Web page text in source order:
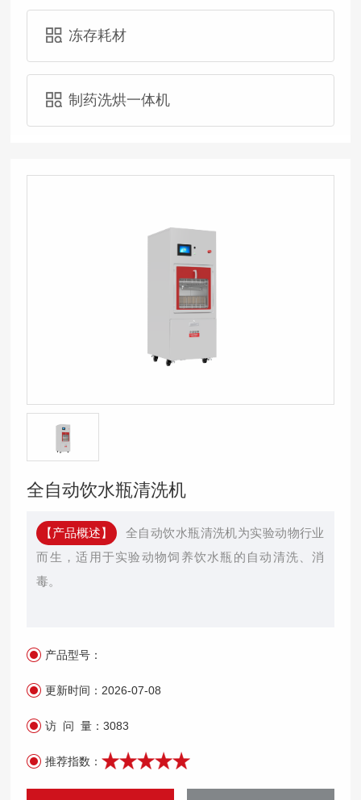
冻存耗材
制药洗烘一体机
全自动饮水瓶清洗机
【产品概述】
全自动饮水瓶清洗机为实验动物行业
而生，适用于实验动物饲养饮水瓶的自动清洗、消
毒。
产品型号：
更新时间： 2026-07-08
访 问 量：3083
推荐指数：